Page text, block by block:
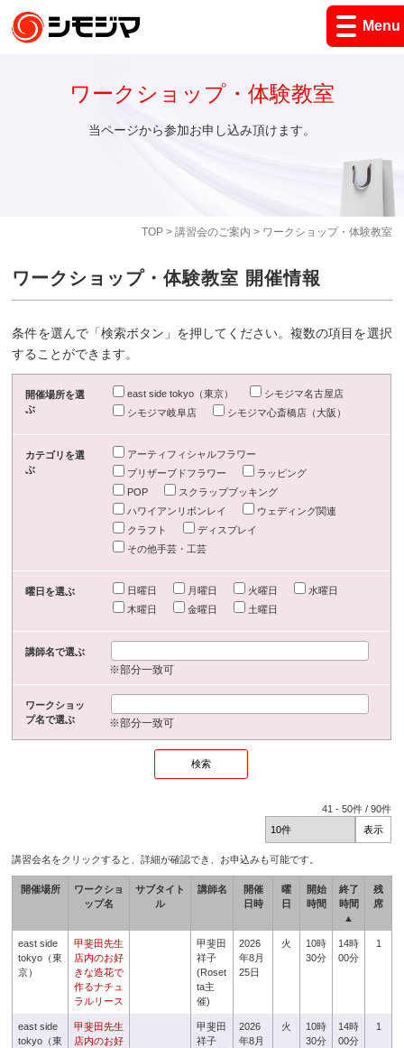
Menu
TOP> 講習会のご案内 > ワークショップ・体験教室
ワークショップ・体験教室
当ページから参加お申し込み頂けます。
ワークショップ・体験教室 開催情報
条件を選んで「検索ボタン」を押してください。複数の項目を選択
することができます。
開催場所を選
ぶ
east side tokyo（東京）
シモジマ名古屋店
シモジマ岐阜店
シモジマ心斎橋店（大阪）
カテゴリを選
ぶ
アーティフィシャルフラワー
プリザーブドフラワー
ラッピング
POP
スクラップブッキング
ハワイアンリボンレイ
ウェディング関連
クラフト
ディスプレイ
その他手芸・工芸
曜日を選ぶ 日曜日 月曜日 火曜日
水曜日
木曜日
金曜日 土曜日
講師名で選ぶ
※部分一致可
ワークショッ
プ名で選ぶ
※部分一致可
41 -50件 /90件
講習会名をクリックすると、詳細が確認でき、お申込みも可能です。
開催場所
ワークショ
ップ名
サブタイト
ル
講師名
開催
日時
曜
日
開始
時間
終了
時間
▲
残
席
east side
tokyo（東
京）
甲斐田先生
店内のお好
きな造花で
作るナチュ
ラルリース
甲斐田
祥子
(Roset
ta主
催)
2026
年8月
25日
火
10時
30分
14時
00分
1
east side
tokyo（東
甲斐田先生
店内のお好
甲斐田
祥子
2026
年8月
火
10時
30分
14時
00分
1